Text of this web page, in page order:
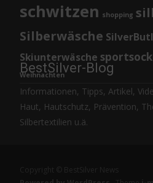
schwitzen shopping
Silberwäsche
Skiunterwäsche
Weihnachten
BestSilver-Blog
Informationen, Tipps, Artikel,
Haut, Hautschutz, Prävention,
Silbertextilien u.ä.